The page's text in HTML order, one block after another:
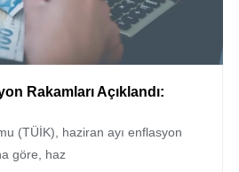
Rakamları Açıklandı:
(TÜİK), haziran ayı enflasyon
göre, haz